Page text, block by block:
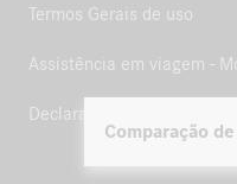
Comparação
Termos Gerais de uso
Assistência em viagem -
Declaração de